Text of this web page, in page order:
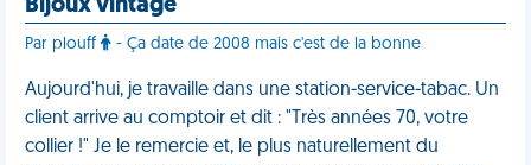
Bijoux vintage
Par plouff - Ça date de 2008 mais c'est de la bonne
Aujourd'hui, je travaille dans une station-service-tabac. Un
client arrive au comptoir et dit : "Très années 70, votre
collier !" Je le remercie et, le plus naturellement du